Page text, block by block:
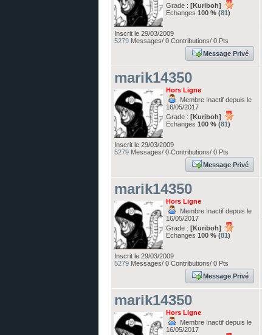
Grade : [Kuriboh]
Echanges 100 % (81)
Inscrit le 29/03/2009
5279 Messages/ 0 Contributions/ 0 Pts
Message Privé
marik14350
Hors Ligne
Membre Inactif depuis le
16/05/2017
Grade : [Kuriboh]
Echanges 100 % (81)
Inscrit le 29/03/2009
5279 Messages/ 0 Contributions/ 0 Pts
Message Privé
marik14350
Hors Ligne
Membre Inactif depuis le
16/05/2017
Grade : [Kuriboh]
Echanges 100 % (81)
Inscrit le 29/03/2009
5279 Messages/ 0 Contributions/ 0 Pts
Message Privé
marik14350
Hors Ligne
Membre Inactif depuis le
16/05/2017